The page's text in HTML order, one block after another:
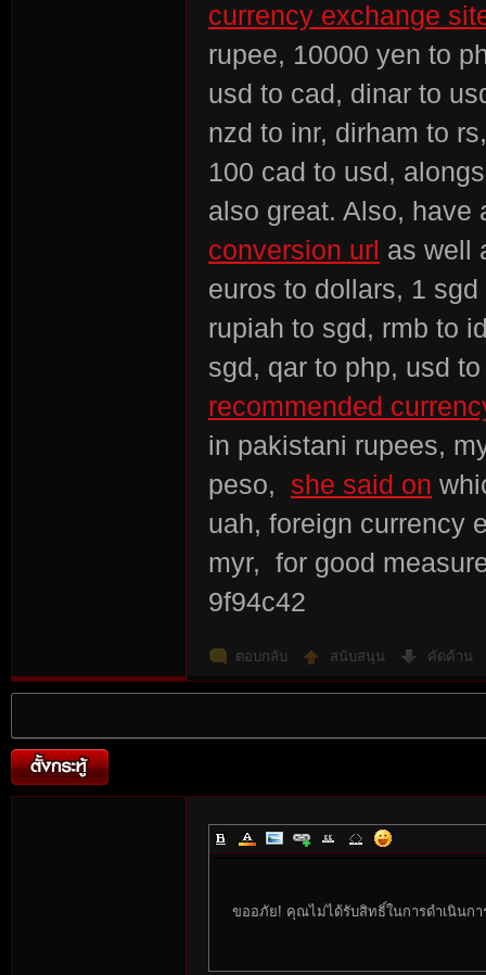
currency exchange
rupee, 10000 yen to
usd to cad, dinar to
nzd to inr, dirham to
100 cad to usd,
also great. Also,
conversion url as well
euros to dollars, 1
rupiah to sgd, rmb to
sgd, qar to php, usd
recommended
in pakistani rupees,
peso, she said on
uah, foreign currency
myr, for good
9f94c42
ตอบกลับ สนับสนุน คัดค้าน
ขออภัย! คุณไม่ได้รับสิทธิ์ในการดำเนินก